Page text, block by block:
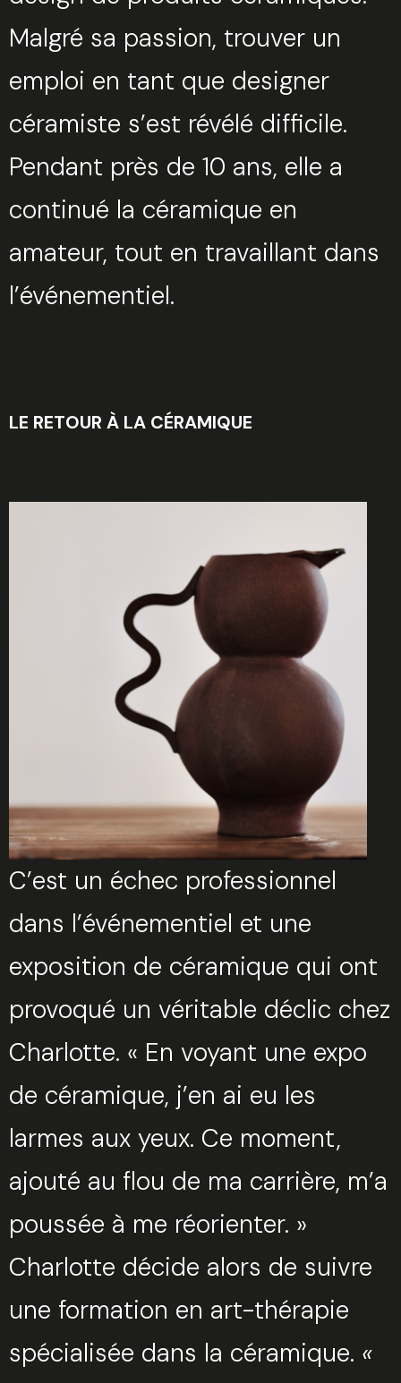
Malgré sa passion, trouver un
emploi en tant que designer
céramiste s’est révélé difficile.
Pendant près de 10 ans, elle a
continué la céramique en
amateur, tout en travaillant dans
l’événementiel.
LE RETOUR À LA CÉRAMIQUE
C’est un échec professionnel
dans l’événementiel et une
exposition de céramique qui ont
provoqué un véritable déclic chez
Charlotte. « En voyant une expo
de céramique, j’en ai eu les
larmes aux yeux. Ce moment,
ajouté au flou de ma carrière, m’a
poussée à me réorienter. »
Charlotte décide alors de suivre
une formation en art-thérapie
spécialisée dans la céramique. «